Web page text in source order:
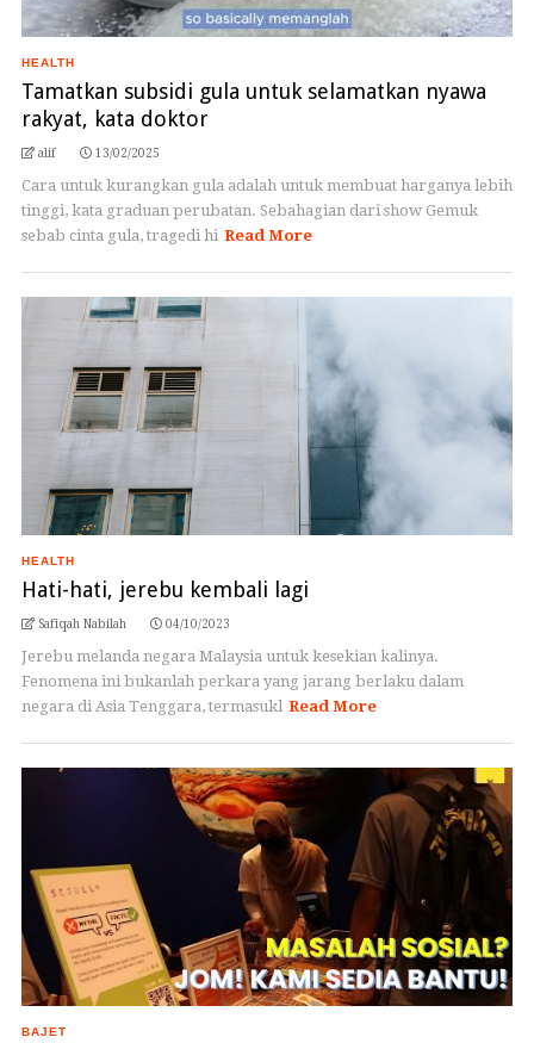
HEALTH
Tamatkan subsidi gula untuk selamatkan nyawa
rakyat, kata doktor
alif 13/02/2025
Cara untuk kurangkan gula adalah untuk membuat harganya lebih
tinggi, kata graduan perubatan. Sebahagian dari show Gemuk
sebab cinta gula, tragedi hi Read More
HEALTH
Hati-hati, jerebu kembali lagi
Safiqah Nabilah 04/10/2023
Jerebu melanda negara Malaysia untuk kesekian kalinya.
Fenomena ini bukanlah perkara yang jarang berlaku dalam
negara di Asia Tenggara, termasukl Read More
BAJET